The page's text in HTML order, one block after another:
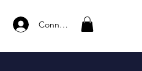
Connexion